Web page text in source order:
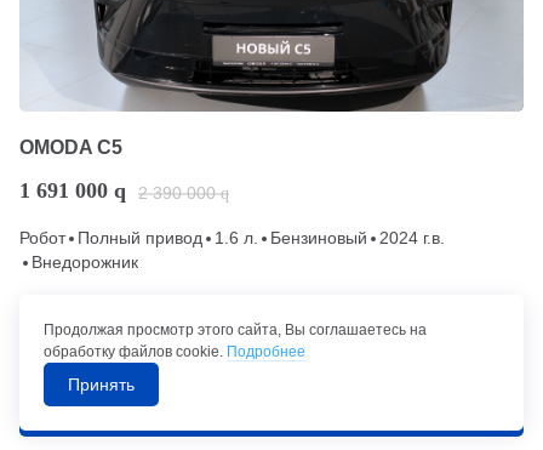
OMODA C5
1 691 000 q 2 390 000 q
Робот Полный привод 1.6 л. Бензиновый
2024 г.в.
Внедорожник
Уфа, ул. Рубежная, 180
Продолжая просмотр этого сайта, Вы соглашаетесь на
обработку файлов cookie. Подробнее
Принять